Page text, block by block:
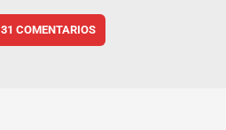
31 COMENTARIOS